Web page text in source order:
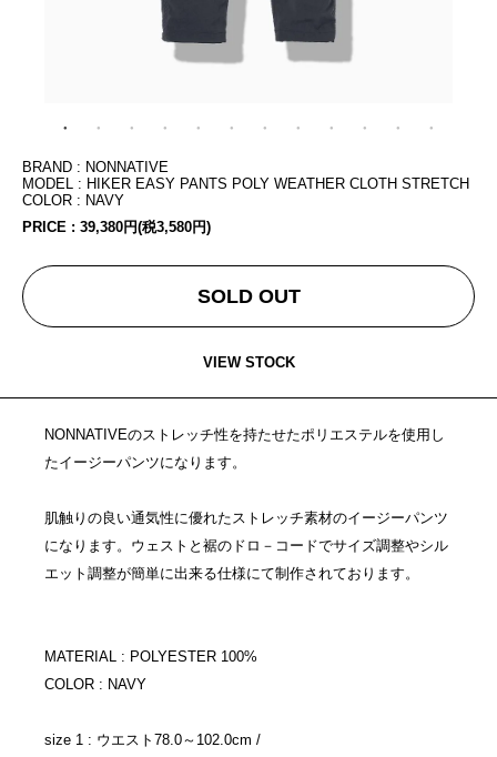
BRAND : NONNATIVE
MODEL : HIKER EASY PANTS POLY WEATHER CLOTH STRETCH
COLOR : NAVY
PRICE : 39,380円(税3,580円)
SOLD OUT
VIEW STOCK
NONNATIVEのストレッチ性を持たせたポリエステルを使用し
たイージーパンツになります。
肌触りの良い通気性に優れたストレッチ素材のイージーパンツ
になります。ウェストと裾のドロ－コードでサイズ調整やシル
エット調整が簡単に出来る仕様にて制作されております。
MATERIAL : POLYESTER 100%
COLOR : NAVY
size 1 : ウエスト78.0～102.0cm /